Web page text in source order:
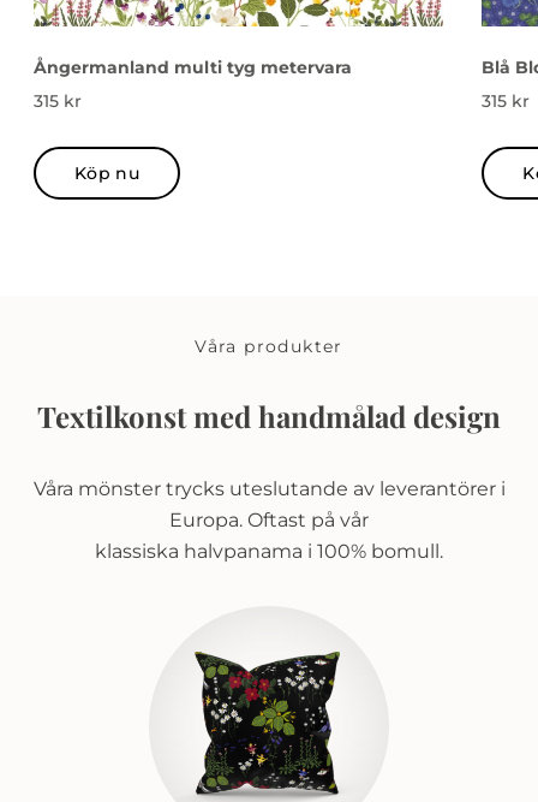
Ångermanland multi tyg metervara
315 kr
Köp nu
Blå
315 kr
Våra produkter
Textilkonst med handmålad design
Våra mönster trycks uteslutande av leverantörer i
Europa. Oftast på vår
klassiska halvpanama i 100% bomull.